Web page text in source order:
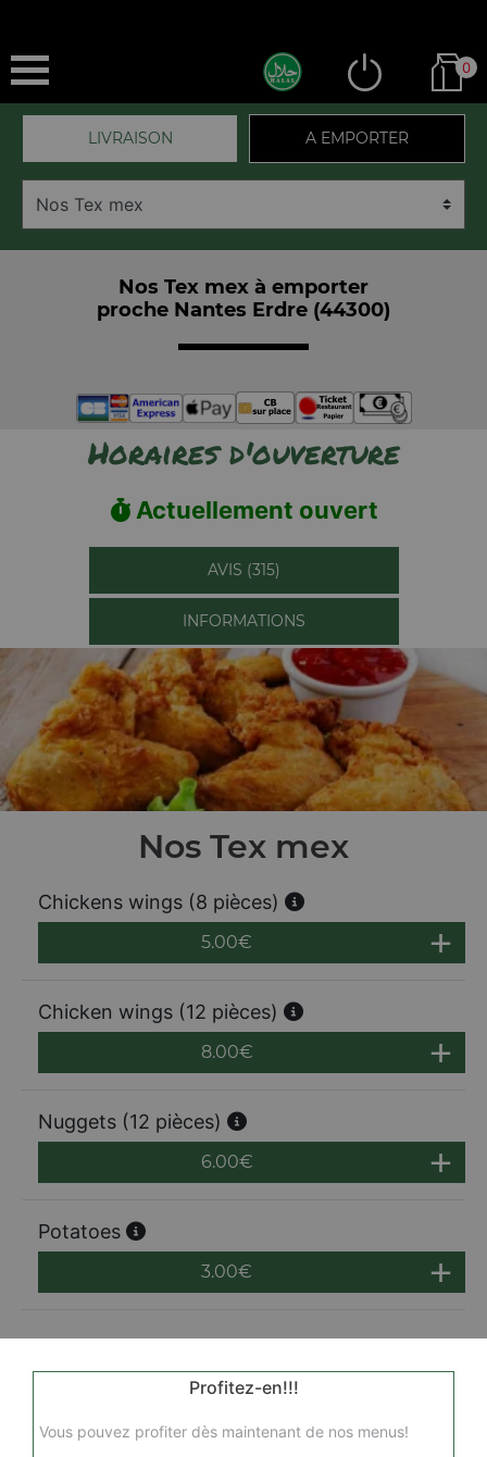
0
LIVRAISON A EMPORTER
Nos Tex mex à emporter
proche Nantes Erdre (44300)
Horaires d'ouverture
Actuellement ouvert
AVIS (315)
INFORMATIONS
Nos Tex mex
Chickens wings (8 pièces)
5.00€
Chicken wings (12 pièces)
8.00€
Nuggets (12 pièces)
6.00€
Potatoes
3.00€
Profitez-en!!!
Vous pouvez profiter dès maintenant de nos menus!